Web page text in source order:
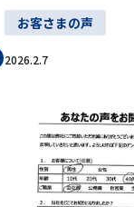
お客さまの声
2026.2.7